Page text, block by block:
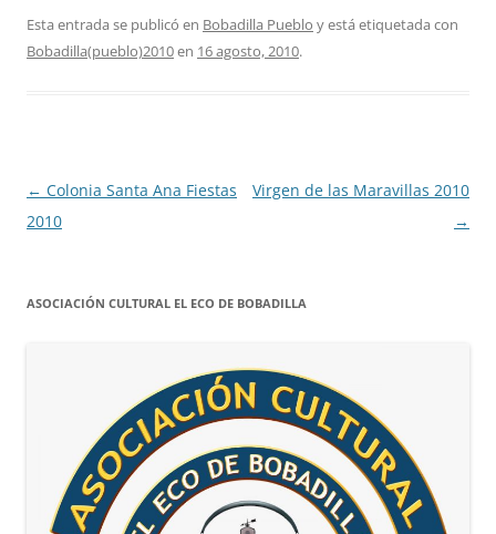
Esta entrada se publicó en Bobadilla Pueblo y está etiquetada con
Bobadilla(pueblo)2010en 16 agosto, 2010.
Navegación
de
← Colonia Santa Ana Fiestas
2010
Virgen de las Maravillas 2010
→
ASOCIACIÓN CULTURAL EL ECO DE BOBADILLA